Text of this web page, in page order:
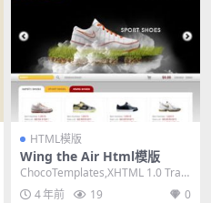
HTML模版
Wing the Air Html模版
ChocoTemplates,XHTML 1.0 Tran
sitional,Fi...
4 年前 19 0